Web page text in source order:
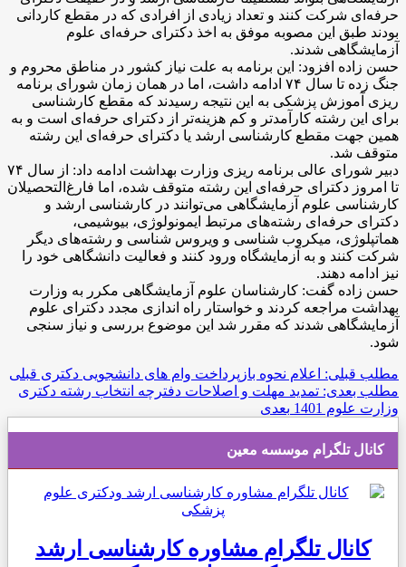
حرفه‌ای شرکت کنند و تعداد زیادی از افرادی که در مقطع کاردانی
بودند طبق این مصوبه موفق به اخذ دکترای حرفه‌ای علوم
آزمایشگاهی شدند.
حسن زاده افزود: این برنامه به علت نیاز کشور در مناطق محروم و
جنگ زده تا سال ۷۴ ادامه داشت، اما در همان زمان شورای برنامه
ریزی آموزش پزشکی به این نتیجه رسیدند که مقطع کارشناسی
برای این رشته کارآمد‌تر و کم هزینه‌تر از دکترای حرفه‌ای است و به
همین جهت مقطع کارشناسی ارشد یا دکترای حرفه‌ای این رشته
متوقف شد.
دبیر شورای عالی برنامه ریزی وزارت بهداشت ادامه داد: از سال ۷۴
تا امروز دکترای حرفه‌ای این رشته متوقف شده، اما فارغ‌التحصیلان
کارشناسی علوم آزمایشگاهی می‌توانند در کارشناسی ارشد و
دکترای حرفه‌ای رشته‌های مرتبط ایمونولوژی، بیوشیمی،
هماتپلوژی، میکروب شناسی و ویروس شناسی و رشته‌های دیگر
شرکت کنند و به آزمایشگاه ورود کنند و فعالیت دانشگاهی خود را
نیز ادامه دهند.
حسن زاده گفت: کارشناسان علوم آزمایشگاهی مکرر به وزارت
بهداشت مراجعه کردند و خواستار راه اندازی مجدد دکترای علوم
آزمایشگاهی شدند که مقرر شد این موضوع بررسی و نیاز سنجی
شود.
مطلب قبلی: اعلام نحوه بازپرداخت وام های دانشجویی دکتری قبلی
مطلب بعدی: تمدید مهلت و اصلاحات دفترچه انتخاب رشته دکتری
وزارت علوم 1401
بعدی
کانال تلگرام موسسه معین
کانال تلگرام مشاوره کارشناسی ارشد